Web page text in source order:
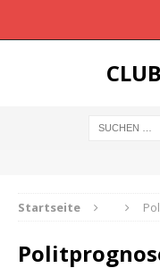
Startseite